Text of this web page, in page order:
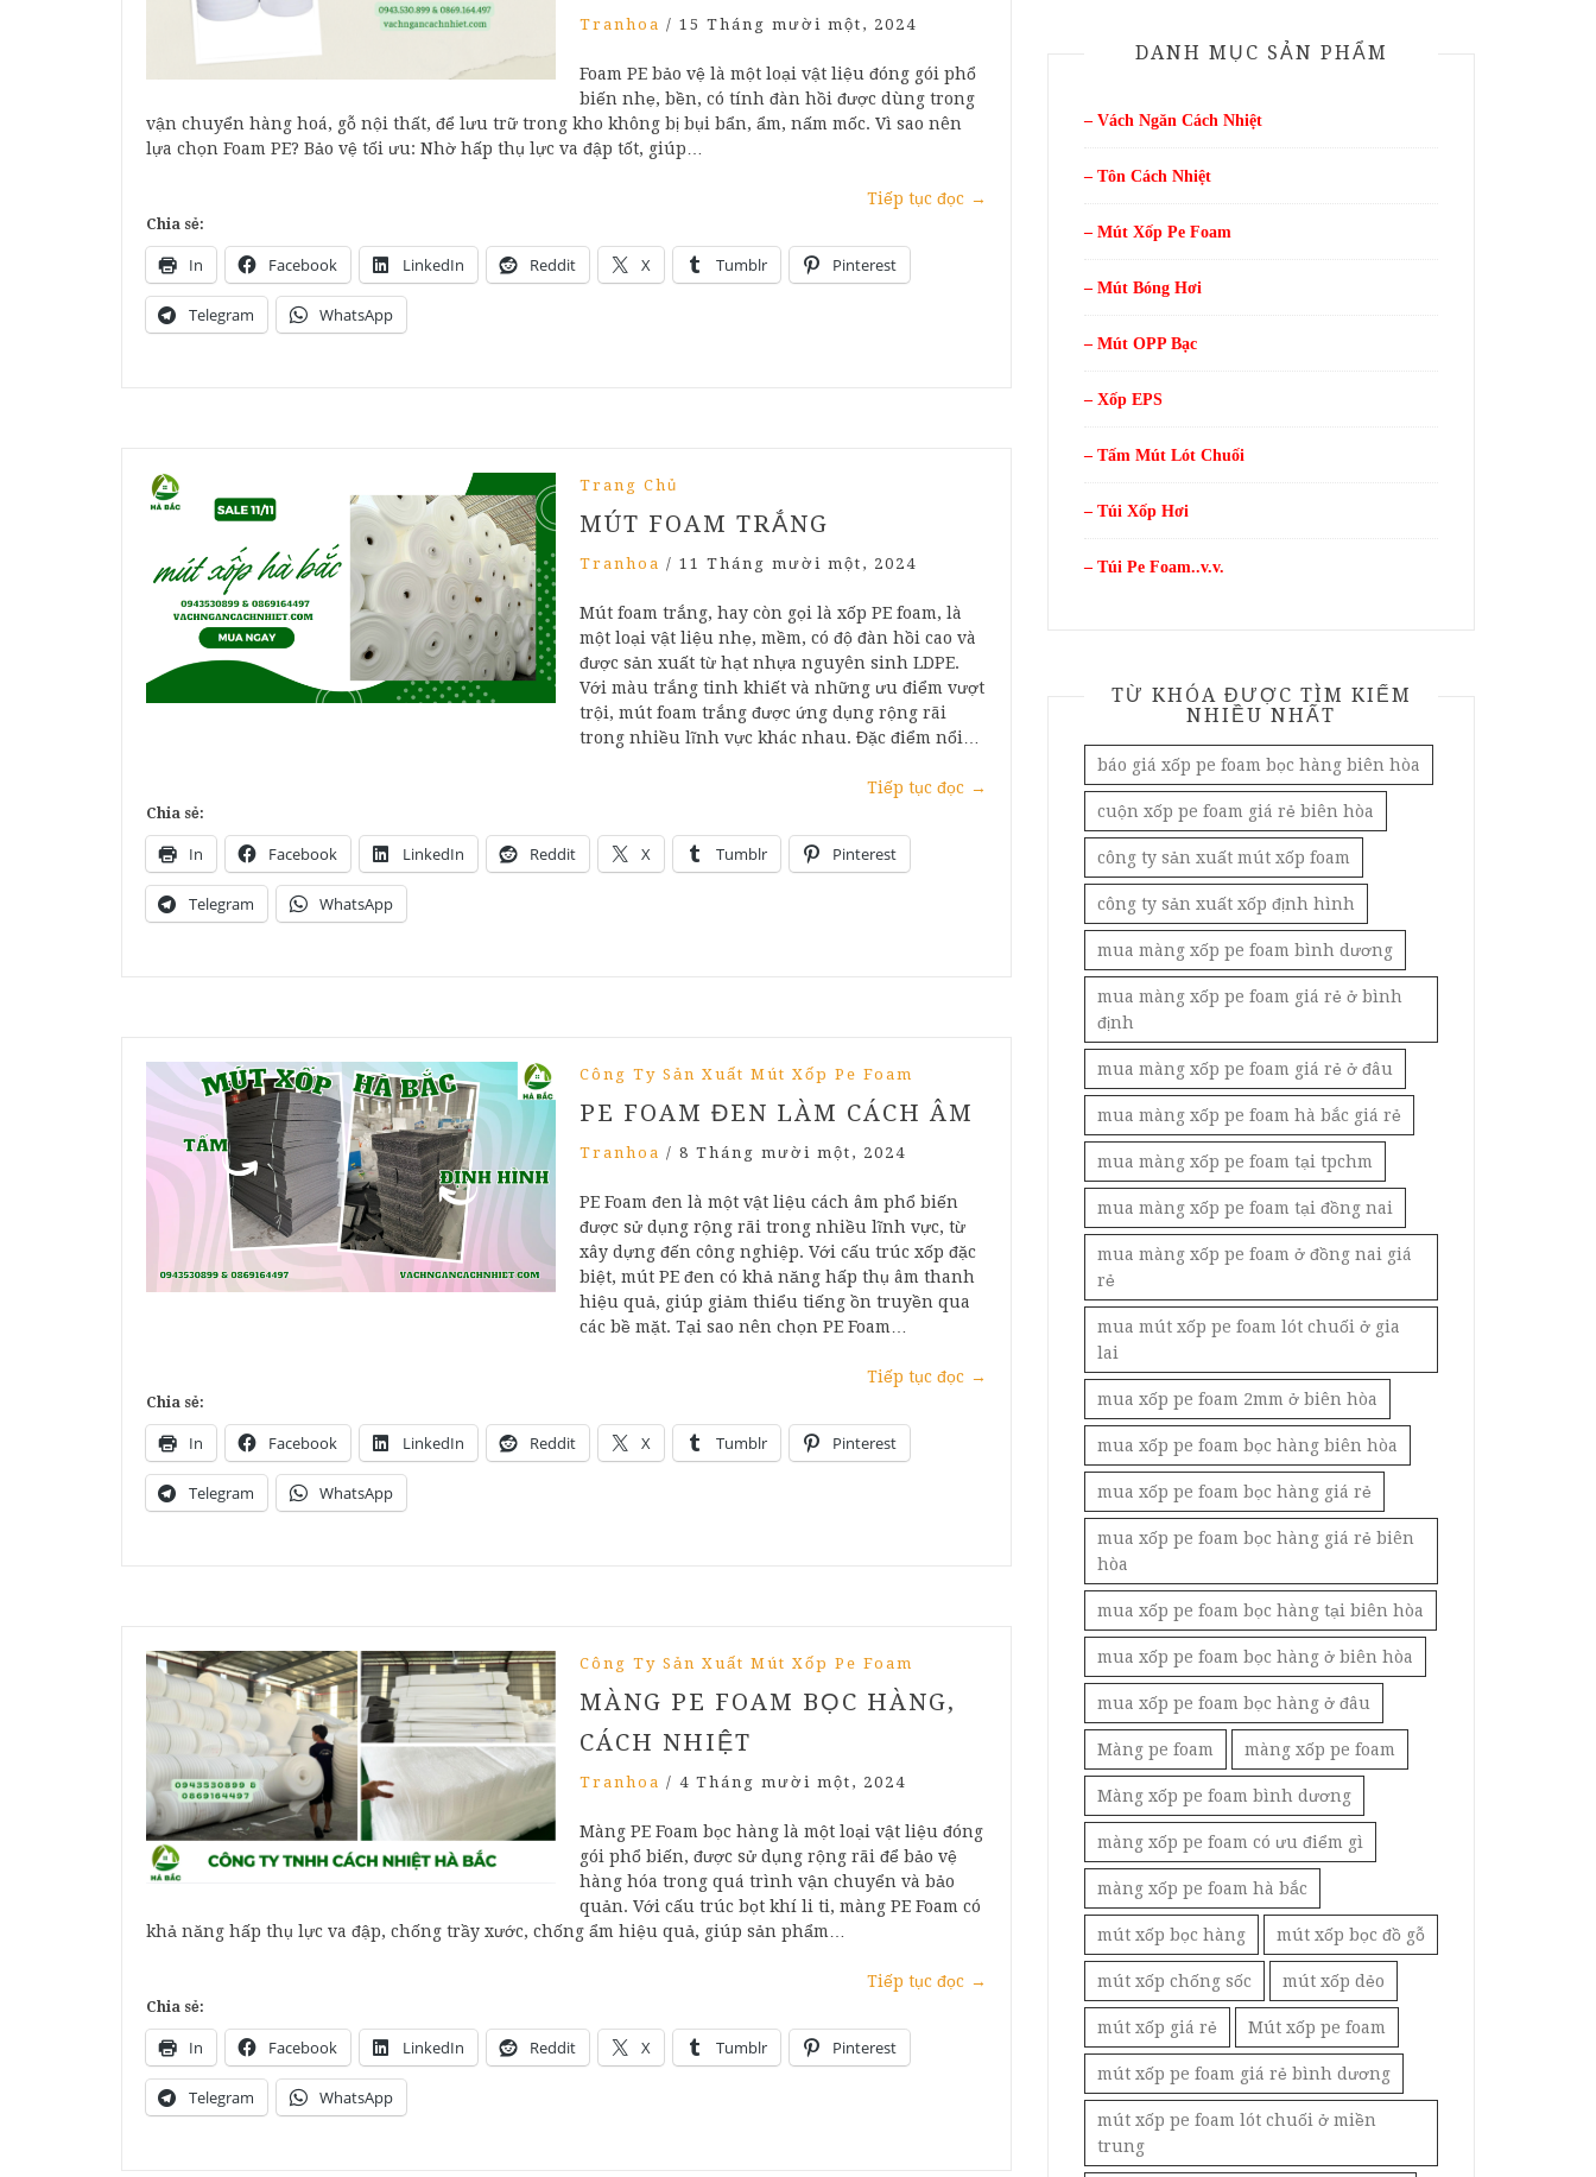
Tranhoa / 15 Tháng mười một, 2024
Foam PE bảo vệ là một loại vật liệu đóng gói phổ
biến nhẹ, bền, có tính đàn hồi được dùng trong
vận chuyển hàng hoá, gỗ nội thất, để lưu trữ trong kho không bị bụi bẩn, ẩm, nấm mốc. Vì sao nên
lựa chọn Foam PE? Bảo vệ tối ưu: Nhờ hấp thụ lực va đập tốt, giúp…
Tiếp tục đọc →
Chia sẻ:
In Facebook LinkedIn Reddit X Tumblr Pinterest
Telegram WhatsApp
Trang Chủ
MÚT FOAM TRẮNG
Tranhoa / 11 Tháng mười một, 2024
Mút foam trắng, hay còn gọi là xốp PE foam, là
một loại vật liệu nhẹ, mềm, có độ đàn hồi cao và
được sản xuất từ hạt nhựa nguyên sinh LDPE.
Với màu trắng tinh khiết và những ưu điểm vượt
trội, mút foam trắng được ứng dụng rộng rãi
trong nhiều lĩnh vực khác nhau. Đặc điểm nổi…
Tiếp tục đọc →
Chia sẻ:
In Facebook LinkedIn Reddit X Tumblr Pinterest
Telegram WhatsApp
Công Ty Sản Xuất Mút Xốp Pe Foam
PE FOAM ĐEN LÀM CÁCH ÂM
Tranhoa / 8 Tháng mười một, 2024
PE Foam đen là một vật liệu cách âm phổ biến
được sử dụng rộng rãi trong nhiều lĩnh vực, từ
xây dựng đến công nghiệp. Với cấu trúc xốp đặc
biệt, mút PE đen có khả năng hấp thụ âm thanh
hiệu quả, giúp giảm thiểu tiếng ồn truyền qua
các bề mặt. Tại sao nên chọn PE Foam…
Tiếp tục đọc →
Chia sẻ:
In Facebook LinkedIn Reddit X Tumblr Pinterest
Telegram WhatsApp
Công Ty Sản Xuất Mút Xốp Pe Foam
MÀNG PE FOAM BỌC HÀNG,
CÁCH NHIỆT
Tranhoa / 4 Tháng mười một, 2024
Màng PE Foam bọc hàng là một loại vật liệu đóng
gói phổ biến, được sử dụng rộng rãi để bảo vệ
hàng hóa trong quá trình vận chuyển và bảo
quản. Với cấu trúc bọt khí li ti, màng PE Foam có
khả năng hấp thụ lực va đập, chống trầy xước, chống ẩm hiệu quả, giúp sản phẩm…
Tiếp tục đọc →
Chia sẻ:
In Facebook LinkedIn Reddit X Tumblr Pinterest
Telegram WhatsApp
DANH MỤC SẢN PHẨM
– Vách Ngăn Cách Nhiệt
– Tôn Cách Nhiệt
– Mút Xốp Pe Foam
– Mút Bóng Hơi
– Mút OPP Bạc
– Xốp EPS
– Tấm Mút Lót Chuối
– Túi Xốp Hơi
– Túi Pe Foam..v.v.
TỪ KHÓA ĐƯỢC TÌM KIẾM
NHIỀU NHẤT
báo giá xốp pe foam bọc hàng biên hòa
cuộn xốp pe foam giá rẻ biên hòa
công ty sản xuất mút xốp foam
công ty sản xuất xốp định hình
mua màng xốp pe foam bình dương
mua màng xốp pe foam giá rẻ ở bình
định
mua màng xốp pe foam giá rẻ ở đâu
mua màng xốp pe foam hà bắc giá rẻ
mua màng xốp pe foam tại tpchm
mua màng xốp pe foam tại đồng nai
mua màng xốp pe foam ở đồng nai giá
rẻ
mua mút xốp pe foam lót chuối ở gia
lai
mua xốp pe foam 2mm ở biên hòa
mua xốp pe foam bọc hàng biên hòa
mua xốp pe foam bọc hàng giá rẻ
mua xốp pe foam bọc hàng giá rẻ biên
hòa
mua xốp pe foam bọc hàng tại biên hòa
mua xốp pe foam bọc hàng ở biên hòa
mua xốp pe foam bọc hàng ở đâu
Màng pe foam màng xốp pe foam
Màng xốp pe foam bình dương
màng xốp pe foam có ưu điểm gì
màng xốp pe foam hà bắc
mút xốp bọc hàng mút xốp bọc đồ gỗ
mút xốp chống sốc mút xốp dẻo
mút xốp giá rẻ Mút xốp pe foam
mút xốp pe foam giá rẻ bình dương
mút xốp pe foam lót chuối ở miền
trung